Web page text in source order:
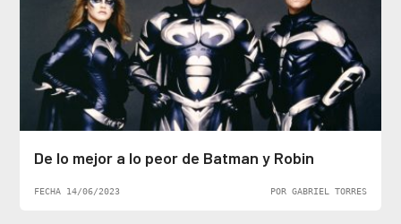
De lo mejor a lo peor de Batman y Robin
FECHA 14/06/2023 POR GABRIEL TORRES